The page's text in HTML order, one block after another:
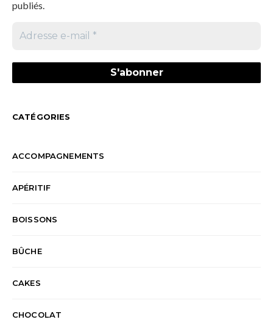
publiés.
CATÉGORIES
ACCOMPAGNEMENTS
APÉRITIF
BOISSONS
BÛCHE
CAKES
CHOCOLAT